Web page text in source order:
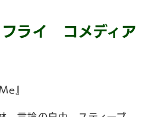
フライ コメディア
』